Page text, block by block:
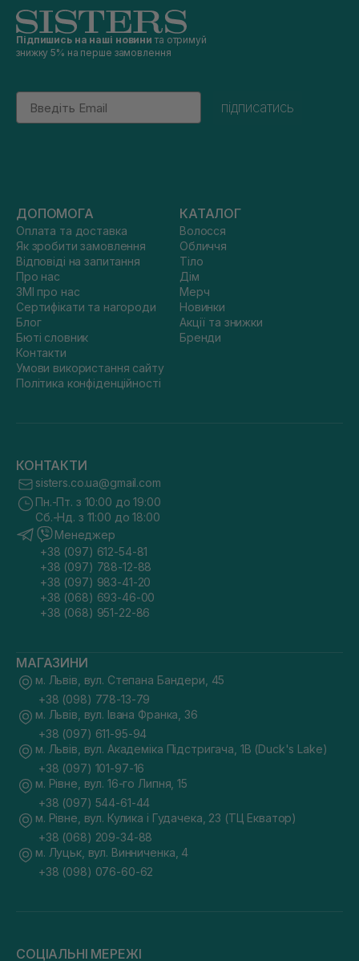
Підпишись на наші новини та отримуй
знижку 5% на перше замовлення
Email
підписатись
ДОПОМОГА
Оплата та доставка
Як зробити замовлення
Відповіді на запитання
Про нас
ЗМІ про нас
Сертифікати та нагороди
Блог
Бюті словник
Контакти
Умови використання сайту
Політика конфіденційності
КАТАЛОГ
Волосся
Обличчя
Тіло
Дім
Мерч
Новинки
Акції та знижки
Бренди
КОНТАКТИ
sisters.co.ua@gmail.com
Пн.-Пт. з 10:00 до 19:00
Сб.-Нд. з 11:00 до 18:00
Менеджер
+38 (097) 612-54-81
+38 (097) 788-12-88
+38 (097) 983-41-20
+38 (068) 693-46-00
+38 (068) 951-22-86
МАГАЗИНИ
м. Львів, вул. Степана Бандери, 45
+38 (098) 778-13-79
м. Львів, вул. Івана Франка, 36
+38 (097) 611-95-94
м. Львів, вул. Академіка Підстригача, 1В (Duck's Lake)
+38 (097) 101-97-16
м. Рівне, вул. 16-го Липня, 15
+38 (097) 544-61-44
м. Рівне, вул. Кулика і Гудачека, 23 (ТЦ Екватор)
+38 (068) 209-34-88
м. Луцьк, вул. Винниченка, 4
+38 (098) 076-60-62
СОЦІАЛЬНІ МЕРЕЖІ